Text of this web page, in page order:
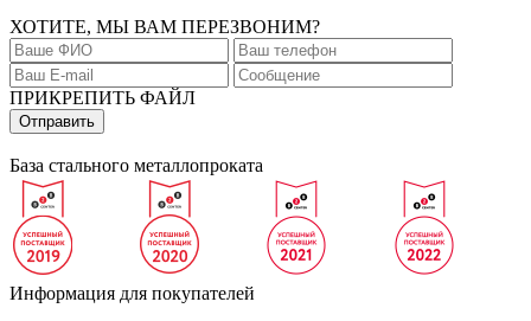
ХОТИТЕ, МЫ ВАМ ПЕРЕЗВОНИМ?
ПРИКРЕПИТЬ ФАЙЛ
База стального металлопроката
Информация для покупателей